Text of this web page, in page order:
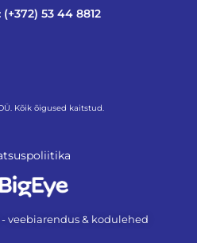
53 44 8812
Kõik õigused kaitstud.
veebiarendus & kodulehed